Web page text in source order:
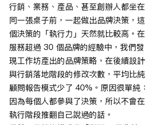
行銷、業務、產品、甚至創辦人都坐在
同一張桌子前，一起做出品牌決策，這
個決策的「執行力」天然就比較高。在
服務超過 30 個品牌的經驗中，我們發
現工作坊產出的品牌策略，在後續設計
與行銷落地階段的修改次數，平均比純
顧問報告模式少了 40%。原因很單純：
因為每個人都參與了決策，所以不會在
執行階段推翻自己說過的話。